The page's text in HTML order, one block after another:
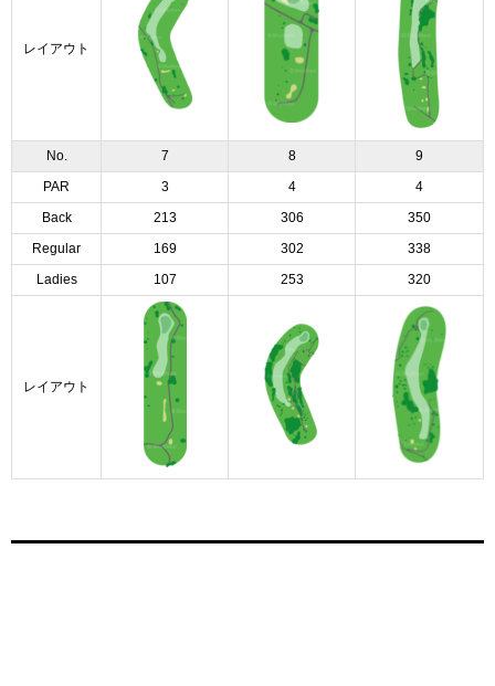
レイアウト
No. 7 8 9
PAR 3 4 4
Back 213 306 350
Regular 169 302 338
Ladies 107 253 320
レイアウト